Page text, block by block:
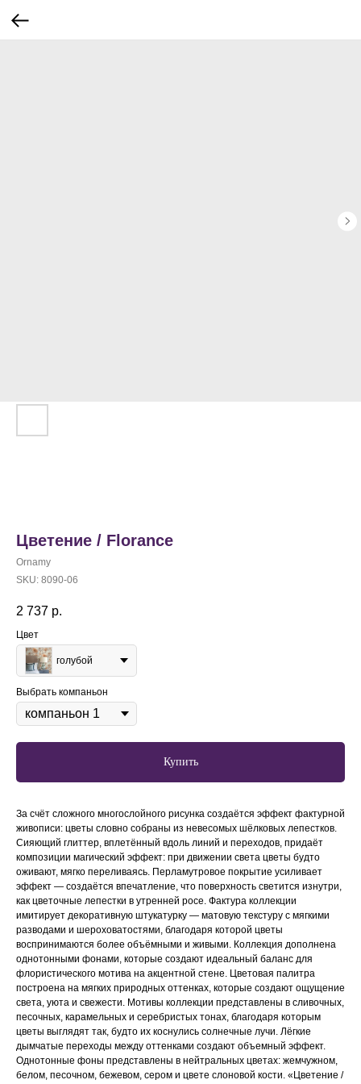
Цветение / Florance
Ornamy
SKU: 8090-06
2 737 р.
Цвет
голубой
Выбрать компаньон
Купить
За счёт сложного многослойного рисунка создаётся эффект фактурной
живописи: цветы словно собраны из невесомых шёлковых лепестков.
Сияющий глиттер, вплетённый вдоль линий и переходов, придаёт
композиции магический эффект: при движении света цветы будто
оживают, мягко переливаясь. Перламутровое покрытие усиливает
эффект — создаётся впечатление, что поверхность светится изнутри,
как цветочные лепестки в утренней росе. Фактура коллекции
имитирует декоративную штукатурку — матовую текстуру с мягкими
разводами и шероховатостями, благодаря которой цветы
воспринимаются более объёмными и живыми. Коллекция дополнена
однотонными фонами, которые создают идеальный баланс для
флористического мотива на акцентной стене. Цветовая палитра
построена на мягких природных оттенках, которые создают ощущение
света, уюта и свежести. Мотивы коллекции представлены в сливочных,
песочных, карамельных и серебристых тонах, благодаря которым
цветы выглядят так, будто их коснулись солнечные лучи. Лёгкие
дымчатые переходы между оттенками создают объемный эффект.
Однотонные фоны представлены в нейтральных цветах: жемчужном,
белом, песочном, бежевом, сером и цвете слоновой кости. «Цветение /